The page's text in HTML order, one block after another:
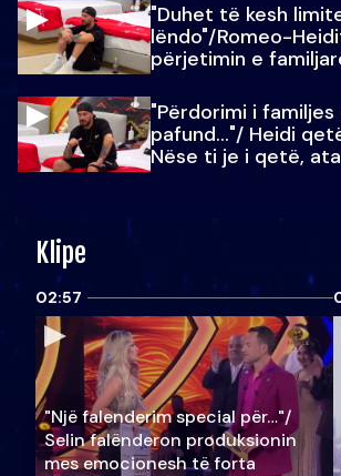
"Duhet të kesh
lëndo"/Romeo-
përjetimin e
"Përdorimi i
pafund…"/ Heidi
Nëse ti je i qetë,
Klipe
02:57
"Një falenderim special për…"/
Selin falënderon produksionin
mes emocionesh të forta